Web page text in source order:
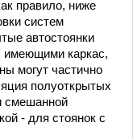
правило, ниже
систем
автостоянки
имеющими каркас,
могут частично
полуоткрытых
смешанной
- для стоянок с